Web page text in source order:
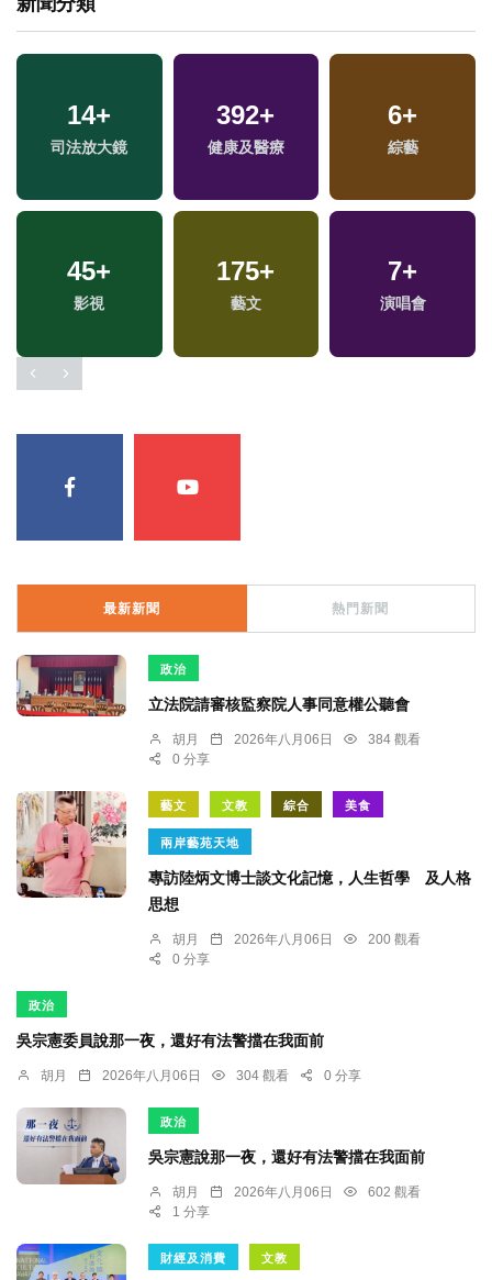
14+
司法放大鏡
392+
健康及醫療
6+
綜藝
45+
影視
175+
藝文
7+
演唱會
最新新聞 熱門新聞
政治
立法院請審核監察院人事同意權公聽會
胡月 2026年八月06日
384 觀看
0 分享
藝文 文教 綜合 美食
兩岸藝苑天地
專訪陸炳文博士談文化記憶，人生哲學 及人格
思想
胡月 2026年八月06日
200 觀看
0 分享
政治
吳宗憲委員說那一夜，還好有法警擋在我面前
胡月 2026年八月06日 304 觀看 0 分享
政治
吳宗憲說那一夜，還好有法警擋在我面前
胡月 2026年八月06日
602 觀看
1 分享
財經及消費 文教